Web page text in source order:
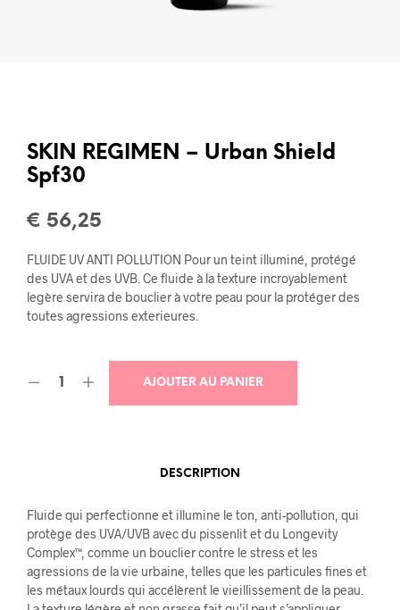
SKIN REGIMEN – Urban Shield
Spf30
€ 56,25
FLUIDE UV ANTI POLLUTION Pour un teint illuminé, protégé
des UVA et des UVB. Ce fluide à la texture incroyablement
legère servira de bouclier à votre peau pour la protéger des
toutes agressions exterieures.
AJOUTER AU PANIER
DESCRIPTION
Fluide qui perfectionne et illumine le ton, anti-pollution, qui
protège des UVA/UVB avec du pissenlit et du Longevity
Complex™, comme un bouclier contre le stress et les
agressions de la vie urbaine, telles que les particules fines et
les métaux lourds qui accélèrent le vieillissement de la peau.